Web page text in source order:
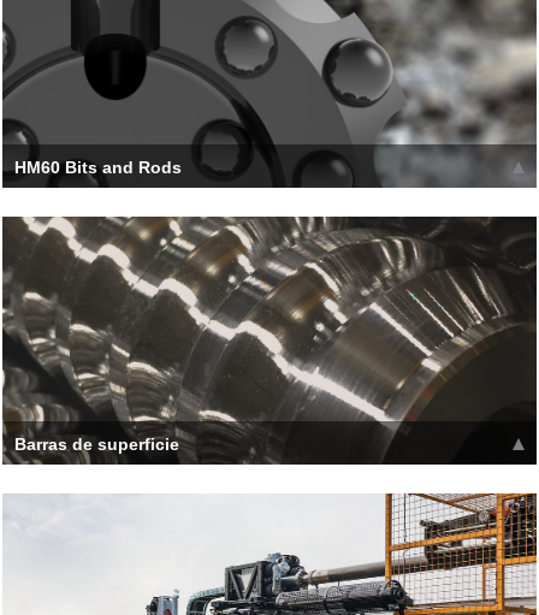
HM60 Bits and Rods
is now offering the HM60 lineup wit Leer más >>
Barras de superficie
necesidad de un acoplamiento separado que da como